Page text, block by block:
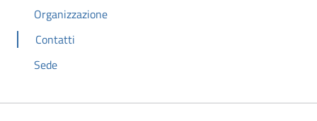
Organizzazione
Contatti
Sede